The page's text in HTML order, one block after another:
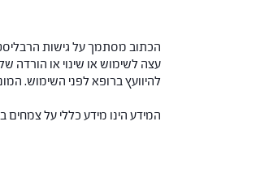
הכתוב מסתמך על גישות
עצה לשימוש או שינוי או הורדה
להיוועץ ברופא לפני השימוש.
המידע הינו מידע כללי על